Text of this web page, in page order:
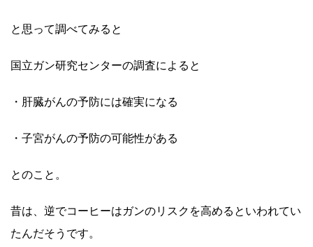
と思って調べてみると
国立ガン研究センターの調査によると
・肝臓がんの予防には確実になる
・子宮がんの予防の可能性がある
とのこと。
昔は、逆でコーヒーはガンのリスクを高めるといわれてい
たんだそうです。